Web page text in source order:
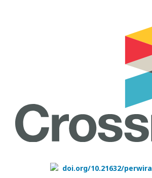
doi.org/10.21632/perwira